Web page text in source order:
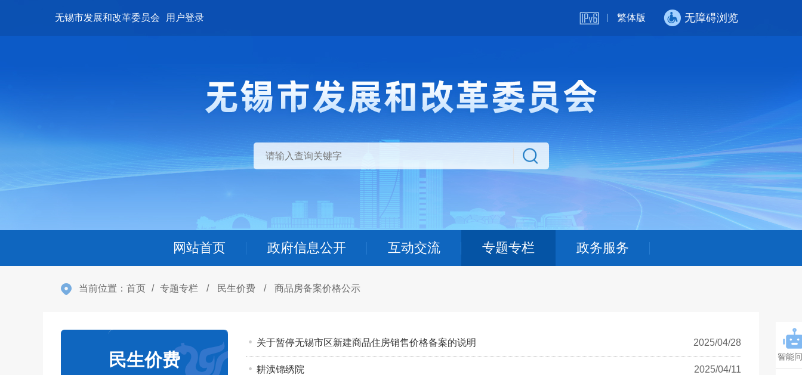
无锡市发展和改革委员会 用户登录 繁体版 无障碍浏览
网站首页 政府信息公开 互动交流 专题专栏 政务服务
当前位置： 首页 / 专题专栏 / 民生价费 / 商品房备案价格公示
民生价费
关于暂停无锡市区新建商品住房销售价格备案的说明 2025/04/28
耕渎锦绣院 2025/04/11
智能